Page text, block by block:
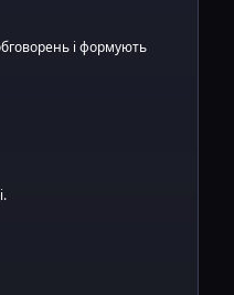
і формують